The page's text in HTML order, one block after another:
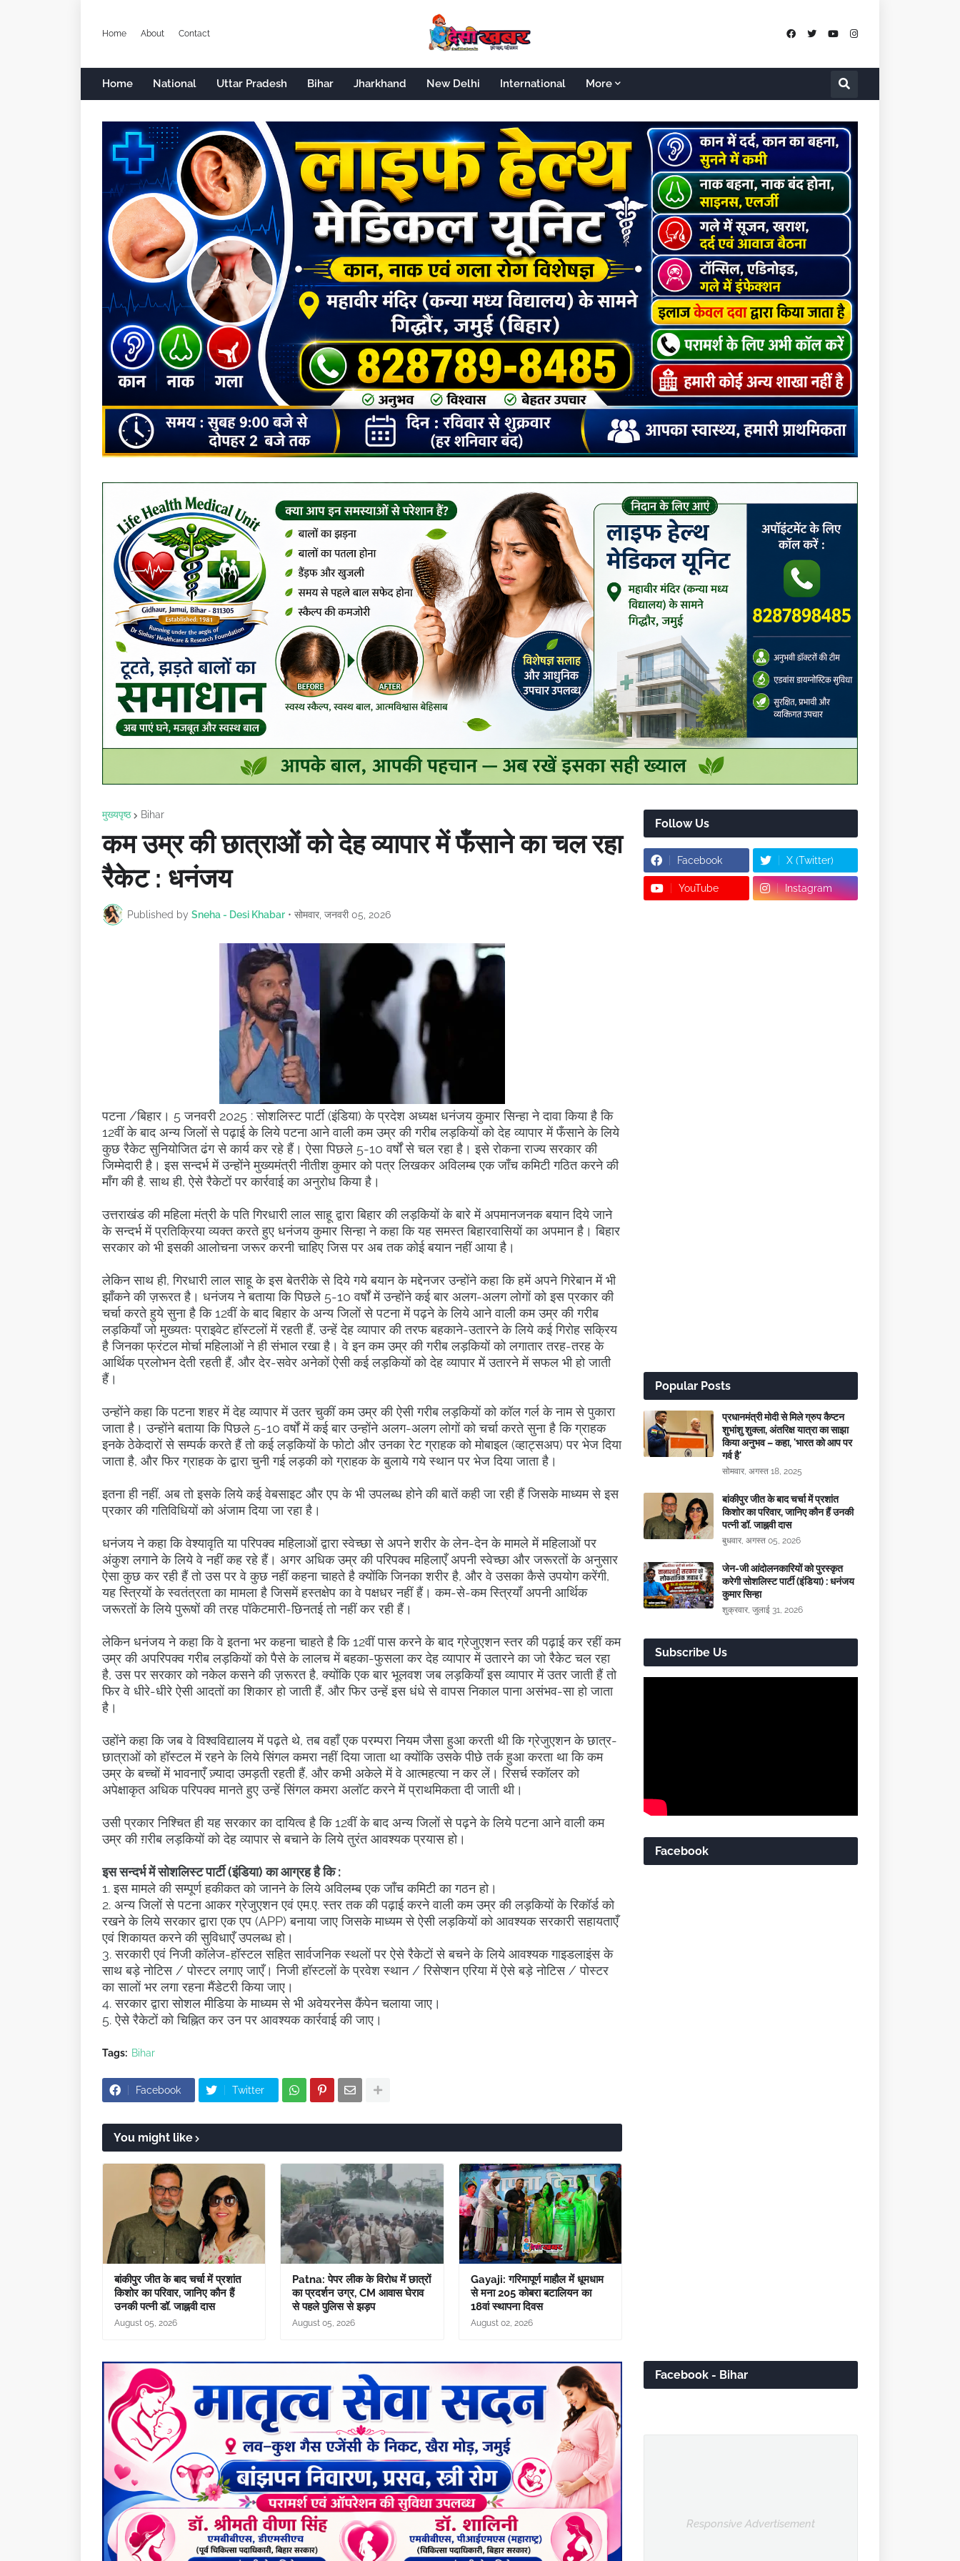
Home About Contact
Home National Uttar Pradesh Bihar Jharkhand New Delhi International More
मुख्यपृष्ठ Bihar
कम उम्र की छात्राओं को देह व्यापार में फँसाने का चल रहा
रैकेट : धनंजय
Published by Sneha - Desi Khabar • सोमवार, जनवरी 05, 2026
पटना /बिहार। 5 जनवरी 2025 : सोशलिस्ट पार्टी (इंडिया) के प्रदेश अध्यक्ष धनंजय कुमार सिन्हा ने दावा किया है कि
12वीं के बाद अन्य जिलों से पढ़ाई के लिये पटना आने वाली कम उम्र की गरीब लड़कियों को देह व्यापार में फँसाने के लिये
कुछ रैकेट सुनियोजित ढंग से कार्य कर रहे हैं। ऐसा पिछले 5-10 वर्षों से चल रहा है। इसे रोकना राज्य सरकार की
जिम्मेदारी है। इस सन्दर्भ में उन्होंने मुख्यमंत्री नीतीश कुमार को पत्र लिखकर अविलम्ब एक जाँच कमिटी गठित करने की
माँग की है. साथ ही, ऐसे रैकेटों पर कार्रवाई का अनुरोध किया है।
उत्तराखंड की महिला मंत्री के पति गिरधारी लाल साहू द्वारा बिहार की लड़कियों के बारे में अपमानजनक बयान दिये जाने
के सन्दर्भ में प्रतिक्रिया व्यक्त करते हुए धनंजय कुमार सिन्हा ने कहा कि यह समस्त बिहारवासियों का अपमान है। बिहार
सरकार को भी इसकी आलोचना जरूर करनी चाहिए जिस पर अब तक कोई बयान नहीं आया है।
लेकिन साथ ही, गिरधारी लाल साहू के इस बेतरीके से दिये गये बयान के मद्देनजर उन्होंने कहा कि हमें अपने गिरेबान में भी
झाँकने की ज़रूरत है। धनंजय ने बताया कि पिछले 5-10 वर्षों में उन्होंने कई बार अलग-अलग लोगों को इस प्रकार की
चर्चा करते हुये सुना है कि 12वीं के बाद बिहार के अन्य जिलों से पटना में पढ़ने के लिये आने वाली कम उम्र की गरीब
लड़कियाँ जो मुख्यतः प्राइवेट हॉस्टलों में रहती हैं, उन्हें देह व्यापार की तरफ बहकाने-उतारने के लिये कई गिरोह सक्रिय
है जिनका फ्रंटल मोर्चा महिलाओं ने ही संभाल रखा है। वे इन कम उम्र की गरीब लड़कियों को लगातार तरह-तरह के
आर्थिक प्रलोभन देती रहती हैं, और देर-सवेर अनेकों ऐसी कई लड़कियों को देह व्यापार में उतारने में सफल भी हो जाती
हैं।
उन्होंने कहा कि पटना शहर में देह व्यापार में उतर चुकीं कम उम्र की ऐसी गरीब लड़कियों को कॉल गर्ल के नाम से पुकारा
जाता है। उन्होंने बताया कि पिछले 5-10 वर्षों में कई बार उन्होंने अलग-अलग लोगों को चर्चा करते सुना है कि ग्राहक
इनके ठेकेदारों से सम्पर्क करते हैं तो कई लड़कियों के फोटो और उनका रेट ग्राहक को मोबाइल (व्हाट्सअप) पर भेज दिया
जाता है, और फिर ग्राहक के द्वारा चुनी गई लड़की को ग्राहक के बुलाये गये स्थान पर भेज दिया जाता है।
इतना ही नहीं, अब तो इसके लिये कई वेबसाइट और एप के भी उपलब्ध होने की बातें कही जा रही हैं जिसके माध्यम से इस
प्रकार की गतिविधियों को अंजाम दिया जा रहा है।
धनंजय ने कहा कि वेश्यावृति या परिपक्व महिलाओं द्वारा स्वेच्छा से अपने शरीर के लेन-देन के मामले में महिलाओं पर
अंकुश लगाने के लिये वे नहीं कह रहे हैं। अगर अधिक उम्र की परिपक्व महिलाएँ अपनी स्वेच्छा और जरूरतों के अनुसार
ऐसा कुछ कर रही हैं तो उस पर वे कुछ नहीं कहना चाहते है क्योंकि जिनका शरीर है, और वे उसका कैसे उपयोग करेंगी,
यह स्त्रियों के स्वतंत्रता का मामला है जिसमें हस्तक्षेप का वे पक्षधर नहीं हैं। कम-से-कम स्त्रियाँ अपनी आर्थिक
जरूरतों के लिये पुरूषों की तरह पॉकेटमारी-छिनतई तो नहीं कर रही हैं।
लेकिन धनंजय ने कहा कि वे इतना भर कहना चाहते है कि 12वीं पास करने के बाद ग्रेजुएशन स्तर की पढ़ाई कर रहीं कम
उम्र की अपरिपक्व गरीब लड़कियों को पैसे के लालच में बहका-फुसला कर देह व्यापार में उतारने का जो रैकेट चल रहा
है, उस पर सरकार को नकेल कसने की ज़रूरत है, क्योंकि एक बार भूलवश जब लड़कियाँ इस व्यापार में उतर जाती हैं तो
फिर वे धीरे-धीरे ऐसी आदतों का शिकार हो जाती हैं, और फिर उन्हें इस धंधे से वापस निकाल पाना असंभव-सा हो जाता
है।
उहोंने कहा कि जब वे विश्वविद्यालय में पढ़ते थे, तब वहाँ एक परम्परा नियम जैसा हुआ करती थी कि ग्रेजुएशन के छात्र-
छात्राओं को हॉस्टल में रहने के लिये सिंगल कमरा नहीं दिया जाता था क्योंकि उसके पीछे तर्क हुआ करता था कि कम
उम्र के बच्चों में भावनाएँ ज़्यादा उमड़ती रहती हैं, और कभी अकेले में वे आत्महत्या न कर लें। रिसर्च स्कॉलर को
अपेक्षाकृत अधिक परिपक्व मानते हुए उन्हें सिंगल कमरा अलॉट करने में प्राथमिकता दी जाती थी।
उसी प्रकार निश्चित ही यह सरकार का दायित्व है कि 12वीं के बाद अन्य जिलों से पढ़ने के लिये पटना आने वाली कम
उम्र की ग़रीब लड़कियों को देह व्यापार से बचाने के लिये तुरंत आवश्यक प्रयास हो।
इस सन्दर्भ में सोशलिस्ट पार्टी (इंडिया) का आग्रह है कि :
1. इस मामले की सम्पूर्ण हकीकत को जानने के लिये अविलम्ब एक जाँच कमिटी का गठन हो।
2. अन्य जिलों से पटना आकर ग्रेजुएशन एवं एम.ए. स्तर तक की पढ़ाई करने वाली कम उम्र की लड़कियों के रिकॉर्ड को
रखने के लिये सरकार द्वारा एक एप (APP) बनाया जाए जिसके माध्यम से ऐसी लड़कियों को आवश्यक सरकारी सहायताएँ
एवं शिकायत करने की सुविधाएँ उपलब्ध हो।
3. सरकारी एवं निजी कॉलेज-हॉस्टल सहित सार्वजनिक स्थलों पर ऐसे रैकेटों से बचने के लिये आवश्यक गाइडलाइंस के
साथ बड़े नोटिस / पोस्टर लगाए जाएँ। निजी हॉस्टलों के प्रवेश स्थान / रिसेप्शन एरिया में ऐसे बड़े नोटिस / पोस्टर
का सालों भर लगा रहना मैंडेटरी किया जाए।
4. सरकार द्वारा सोशल मीडिया के माध्यम से भी अवेयरनेस कैंपेन चलाया जाए।
5. ऐसे रैकेटों को चिह्नित कर उन पर आवश्यक कार्रवाई की जाए।
Tags: Bihar
Facebook Twitter
You might like
बांकीपुर जीत के बाद चर्चा में प्रशांत
किशोर का परिवार, जानिए कौन हैं
उनकी पत्नी डॉ. जाह्नवी दास
August 05, 2026
Patna: पेपर लीक के विरोध में छात्रों
का प्रदर्शन उग्र, CM आवास घेराव
से पहले पुलिस से झड़प
August 05, 2026
Gayaji: गरिमापूर्ण माहौल में धूमधाम
से मना 205 कोबरा बटालियन का
18वां स्थापना दिवस
August 02, 2026
Follow Us
Facebook X (Twitter)
YouTube Instagram
Popular Posts
प्रधानमंत्री मोदी से मिले ग्रुप कैप्टन
शुभांशु शुक्ला, अंतरिक्ष यात्रा का साझा
किया अनुभव – कहा, 'भारत को आप पर
गर्व है'
सोमवार, अगस्त 18, 2025
बांकीपुर जीत के बाद चर्चा में प्रशांत
किशोर का परिवार, जानिए कौन हैं उनकी
पत्नी डॉ. जाह्नवी दास
बुधवार, अगस्त 05, 2026
जेन-जी आंदोलनकारियों को पुरस्कृत
करेगी सोशलिस्ट पार्टी (इंडिया) : धनंजय
कुमार सिन्हा
शुक्रवार, जुलाई 31, 2026
Subscribe Us
Facebook
Facebook - Bihar
Responsive Advertisement